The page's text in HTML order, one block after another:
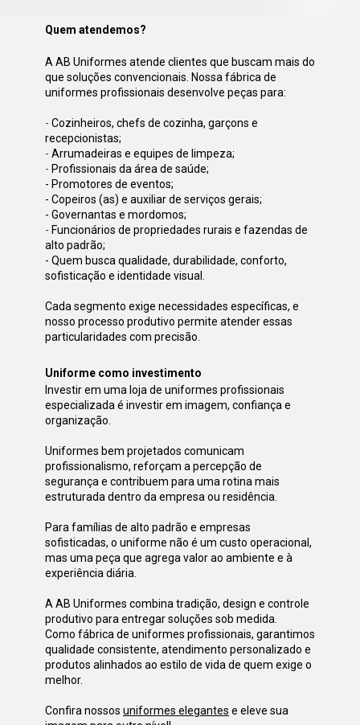
Quem atendemos?
A AB Uniformes atende clientes que buscam mais do
que soluções convencionais. Nossa fábrica de
uniformes profissionais desenvolve peças para:
- Cozinheiros, chefs de cozinha, garçons e
recepcionistas;
- Arrumadeiras e equipes de limpeza;
- Profissionais da área de saúde;
- Promotores de eventos;
- Copeiros (as) e auxiliar de serviços gerais;
- Governantas e mordomos;
- Funcionários de propriedades rurais e fazendas de
alto padrão;
- Quem busca qualidade, durabilidade, conforto,
sofisticação e identidade visual.
Cada segmento exige necessidades específicas, e
nosso processo produtivo permite atender essas
particularidades com precisão.
Uniforme como investimento
Investir em uma loja de uniformes profissionais
especializada é investir em imagem, confiança e
organização.
Uniformes bem projetados comunicam
profissionalismo, reforçam a percepção de
segurança e contribuem para uma rotina mais
estruturada dentro da empresa ou residência.
Para famílias de alto padrão e empresas
sofisticadas, o uniforme não é um custo operacional,
mas uma peça que agrega valor ao ambiente e à
experiência diária.
A AB Uniformes combina tradição, design e controle
produtivo para entregar soluções sob medida.
Como fábrica de uniformes profissionais, garantimos
qualidade consistente, atendimento personalizado e
produtos alinhados ao estilo de vida de quem exige o
melhor.
Confira nossos uniformes elegantes e eleve sua